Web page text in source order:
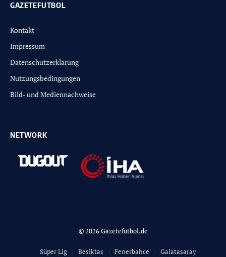
GAZETEFUTBOL
Kontakt
Impressum
Datenschutzerklärung
Nutzungsbedingungen
Bild- und Mediennachweise
NETWORK
© 2026 Gazetefutbol.de
Süper Lig Besiktas Fenerbahce Galatasaray